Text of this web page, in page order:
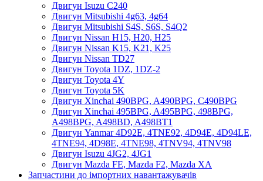
Двигун Isuzu C240
Двигун Mitsubishi 4g63, 4g64
Двигун Mitsubishi S4S, S6S, S4Q2
Двигун Nissan H15, H20, H25
Двигун Nissan K15, K21, K25
Двигун Nissan TD27
Двигун Toyota 1DZ, 1DZ-2
Двигун Toyota 4Y
Двигун Toyota 5K
Двигун Xinchai 490BPG, A490BPG, C490BPG
Двигун Xinchai 495BPG, A495BPG, 498BPG,
A498BPG, A498BD, A498BT1
Двигун Yanmar 4D92E, 4TNE92, 4D94E, 4D94LE,
4TNE94, 4D98E, 4TNE98, 4TNV94, 4TNV98
Двигун Isuzu 4JG2, 4JG1
Двигун Mazda FE, Mazda F2, Mazda XA
Запчастини до імпортних навантажувачів